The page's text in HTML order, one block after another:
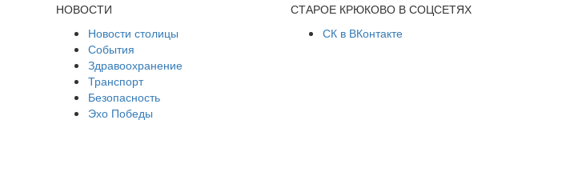
НОВОСТИ
Новости столицы
События
Здравоохранение
Транспорт
Безопасность
Эхо Победы
СТАРОЕ КРЮКОВО В СОЦСЕТЯХ
СК в ВКонтакте